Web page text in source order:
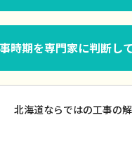
時期を専門家に判断し
北海道ならではの工事の